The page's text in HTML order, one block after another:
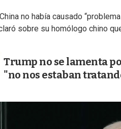
no había causado
sobre su homólogo chino
Trump no se lamenta
"no nos estaban